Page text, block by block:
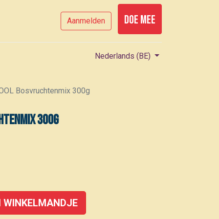
Aanmelden Doe mee
Nederlands (BE)
Bosvruchtenmix 300g
300g
WINKELMANDJE